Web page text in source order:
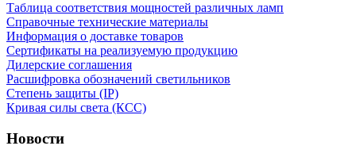
Таблица соответствия мощностей различных ламп
Справочные технические материалы
Информация о доставке товаров
Сертификаты на реализуемую продукцию
Дилерские соглашения
Расшифровка обозначений светильников
Степень защиты (IP)
Кривая силы света (КСС)
Новости